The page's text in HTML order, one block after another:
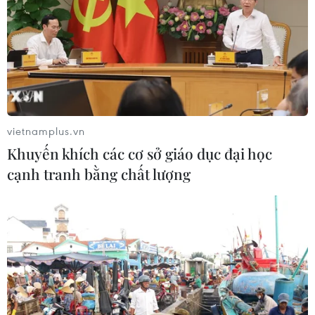
Bệnh nhân Ebola cuối cùng xuất
viện, Uganda đếm ngược đến ngày
hết dịch
16/07/2026 15:53
Xem thêm
CƠ QUAN CHỦ QUẢN: THÔNG TẤN XÃ VIỆT NAM
Tổng Biên tập: TRẦN TIẾN DUẨN
vietnamplus.vn
Khuyến khích các cơ sở giáo dục đại học
cạnh tranh bằng chất lượng